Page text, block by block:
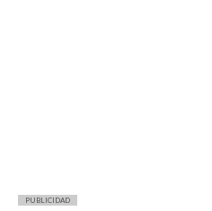
PUBLICIDAD